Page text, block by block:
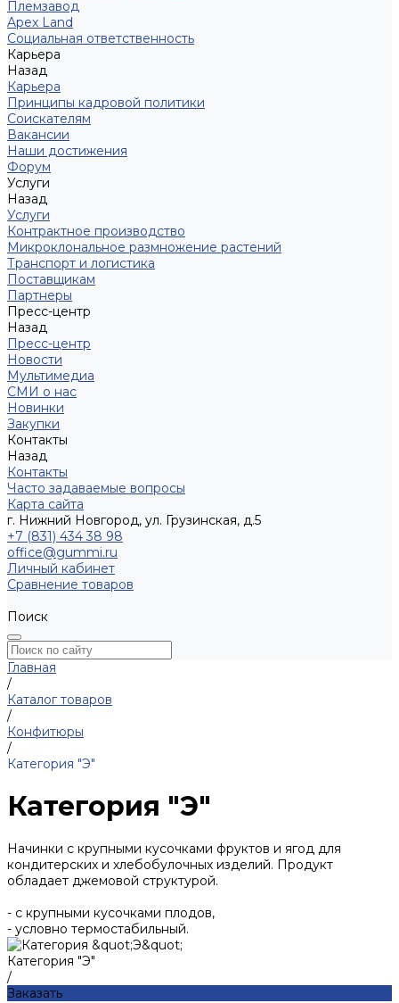
Племзавод
Apex Land
Социальная ответственность
Карьера
Назад
Карьера
Принципы кадровой политики
Соискателям
Вакансии
Наши достижения
Форум
Услуги
Назад
Услуги
Контрактное производство
Микроклональное размножение растений
Транспорт и логистика
Поставщикам
Партнеры
Пресс-центр
Назад
Пресс-центр
Новости
Мультимедиа
СМИ о нас
Новинки
Закупки
Контакты
Назад
Контакты
Часто задаваемые вопросы
Карта сайта
г. Нижний Новгород, ул. Грузинская, д.5
+7 (831) 434 38 98
office@gummi.ru
Личный кабинет
Сравнение товаров
Поиск
Главная
/
Каталог товаров
/
Конфитюры
/
Категория "Э"
Категория "Э"
Начинки с крупными кусочками фруктов и ягод для
кондитерских и хлебобулочных изделий. Продукт
обладает джемовой структурой.
- с крупными кусочками плодов,
- условно термостабильный.
Категория "Э"
/
Заказать